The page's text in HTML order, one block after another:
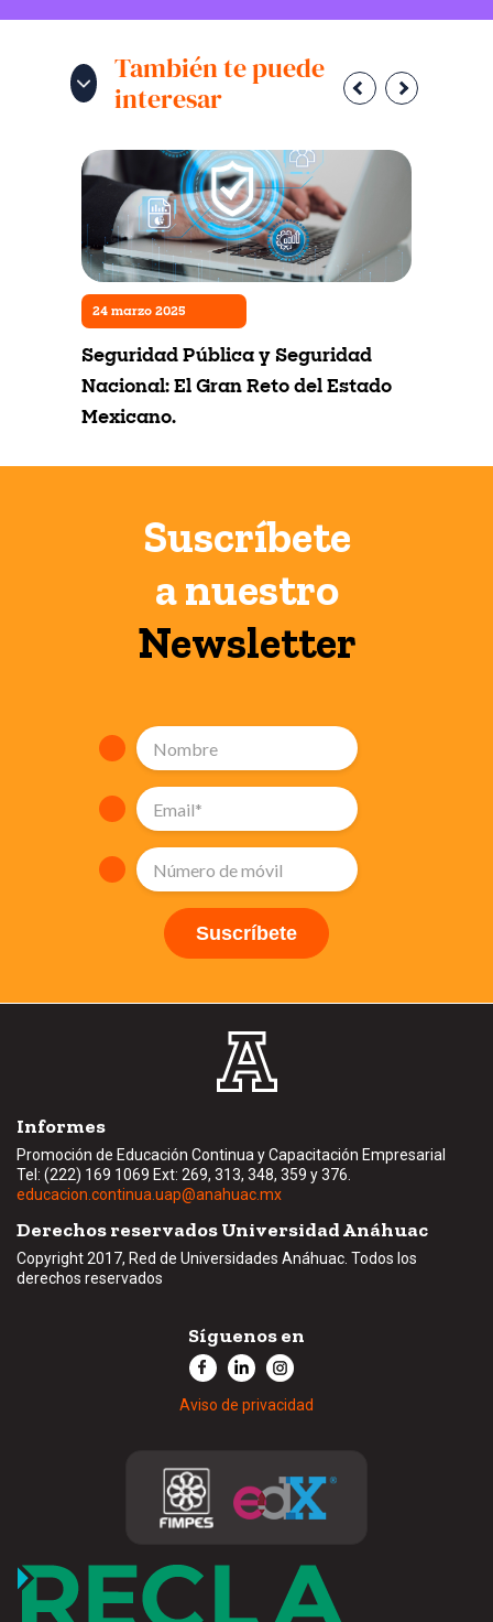
También te puede
interesar
24 marzo 2025
Seguridad Pública y Seguridad
Nacional: El Gran Reto del Estado
Mexicano.
Suscríbete
a nuestro
Newsletter
Informes
Promoción de Educación Continua y Capacitación Empresarial
Tel: (222) 169 1069 Ext: 269, 313, 348, 359 y 376.
educacion.continua.uap@anahuac.mx
Derechos reservados Universidad Anáhuac
Copyright 2017, Red de Universidades Anáhuac. Todos los
derechos reservados
Síguenos en
Aviso de privacidad